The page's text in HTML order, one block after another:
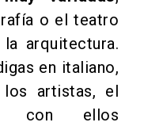
o el teatro
arquitectura.
en italiano,
artistas, el
con ellos